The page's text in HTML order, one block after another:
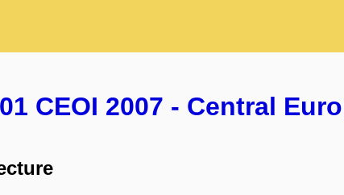
CEOI 2007 - Central